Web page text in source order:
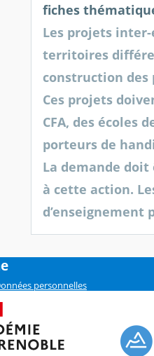
fiches
Les projets
territoires
construction des
Ces projets
CFA, des écoles
porteurs de
La demande
à cette action.
personnelles